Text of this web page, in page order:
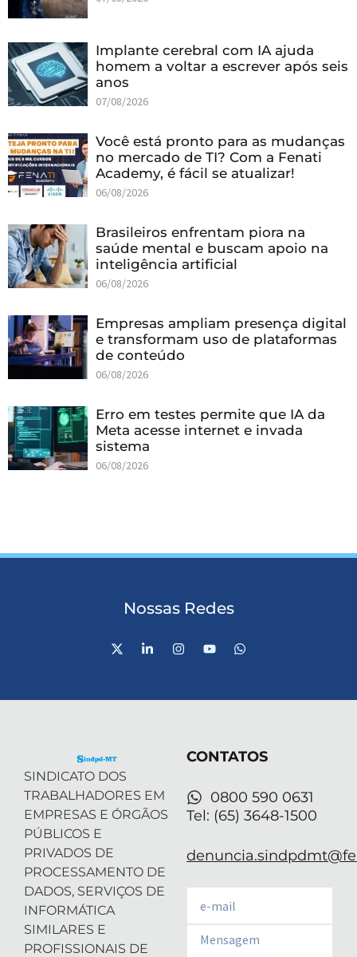
Implante cerebral com IA ajuda
homem a voltar a escrever após seis
anos
07/08/2026
Você está pronto para as mudanças
no mercado de TI? Com a Fenati
Academy, é fácil se atualizar!
06/08/2026
Brasileiros enfrentam piora na
saúde mental e buscam apoio na
inteligência artificial
06/08/2026
Empresas ampliam presença digital
e transformam uso de plataformas
de conteúdo
06/08/2026
Erro em testes permite que IA da
Meta acesse internet e invada
sistema
06/08/2026
Nossas Redes
X
-
L
i
I
n
Y
o
W
h
SINDICATO DOS
TRABALHADORES EM
EMPRESAS E ÓRGÃOS
PÚBLICOS E
PRIVADOS DE
PROCESSAMENTO DE
DADOS, SERVIÇOS DE
INFORMÁTICA
SIMILARES E
PROFISSIONAIS DE
CONTATOS
0800 590 0631
Tel: (65) 3648-1500
Email